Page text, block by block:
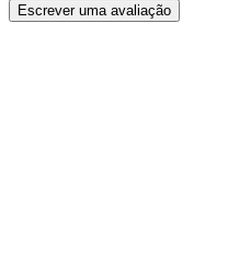
Escrever uma avaliação